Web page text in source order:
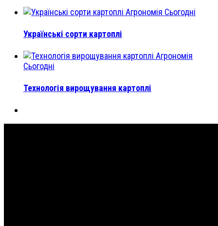
Агрономія Сьогодні
Українські сорти картоплі
Агрономія
Сьогодні
Технологія вирощування картоплі